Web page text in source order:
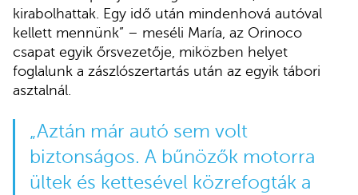
kirabolhattak. Egy idő után mindenhová autóval
kellett mennünk” – meséli María, az Orinoco
csapat egyik őrsvezetője, miközben helyet
foglalunk a zászlószertartás után az egyik tábori
asztalnál.
„Aztán már autó sem volt
biztonságos. A bűnözők motorra
ültek és kettesével közrefogták a